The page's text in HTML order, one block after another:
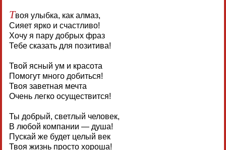
Твоя улыбка, как алмаз,
Сияет ярко и счастливо!
Хочу я пару добрых фраз
Тебе сказать для позитива!
Твой ясный ум и красота
Помогут много добиться!
Твоя заветная мечта
Очень легко осуществится!
Ты добрый, светлый человек,
В любой компании — душа!
Пускай же будет целый век
Твоя жизнь просто хороша!